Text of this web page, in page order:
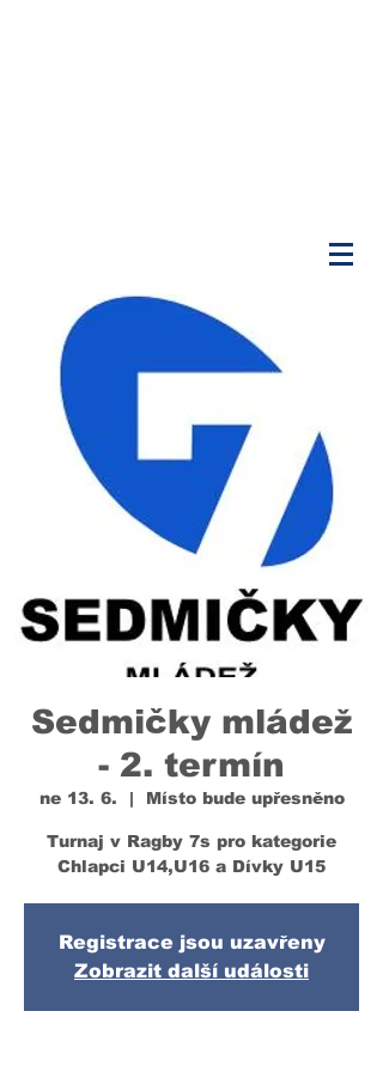
Sedmičky mládež
- 2. termín
ne 13. 6.
  |
Místo bude upřesněno
Turnaj v Ragby 7s pro kategorie
Chlapci U14,U16 a Dívky U15
Registrace jsou uzavřeny
Zobrazit další události